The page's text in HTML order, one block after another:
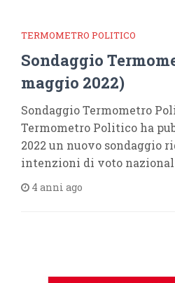
TERMOMETRO POLITICO
Sondaggio
maggio 2022)
Sondaggio Termometro
Termometro Politico ha
2022 un nuovo sondaggio
intenzioni di voto
4 anni ago